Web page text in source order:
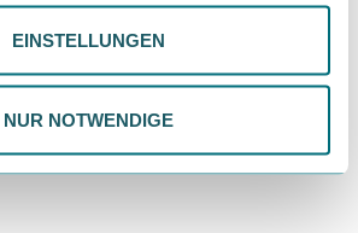
Du kannst deine Wahl jederzeit
findest du in unserer
EINSTELLUNGEN
NUR NOTWENDIGE